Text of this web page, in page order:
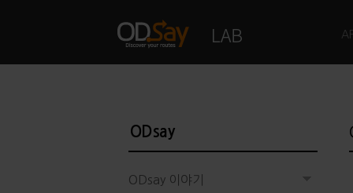
ODsay
ODsay 이야기